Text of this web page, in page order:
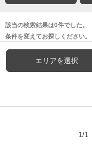
該当の検索結果は0件でした。
条件を変えてお探しください。
エリアを選択
1/1